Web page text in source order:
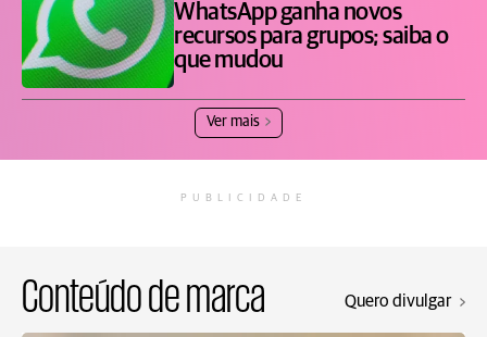
WhatsApp ganha novos
recursos para grupos; saiba o
que mudou
Ver mais
PUBLICIDADE
Conteúdo de marca Quero divulgar